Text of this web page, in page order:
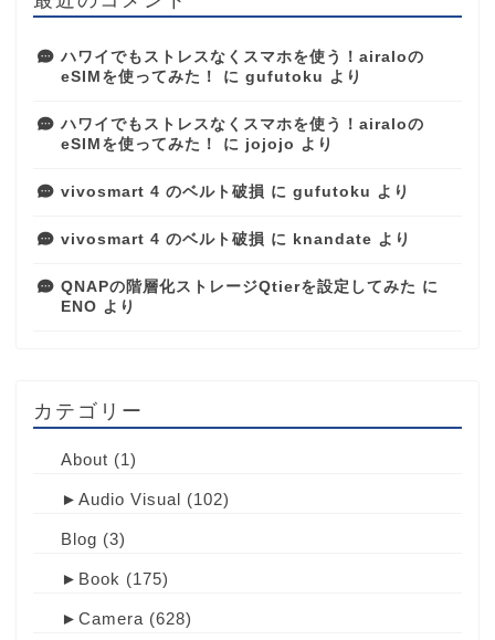
ハワイでもストレスなくスマホを使う！airaloの
eSIMを使ってみた！
に gufutoku より
ハワイでもストレスなくスマホを使う！airaloの
eSIMを使ってみた！
に jojojo より
vivosmart 4 のベルト破損 に gufutoku より
vivosmart 4 のベルト破損 に knandate より
QNAPの階層化ストレージQtierを設定してみた に
ENO より
カテゴリー
About (1)
► Audio Visual (102)
Blog (3)
► Book (175)
► Camera (628)